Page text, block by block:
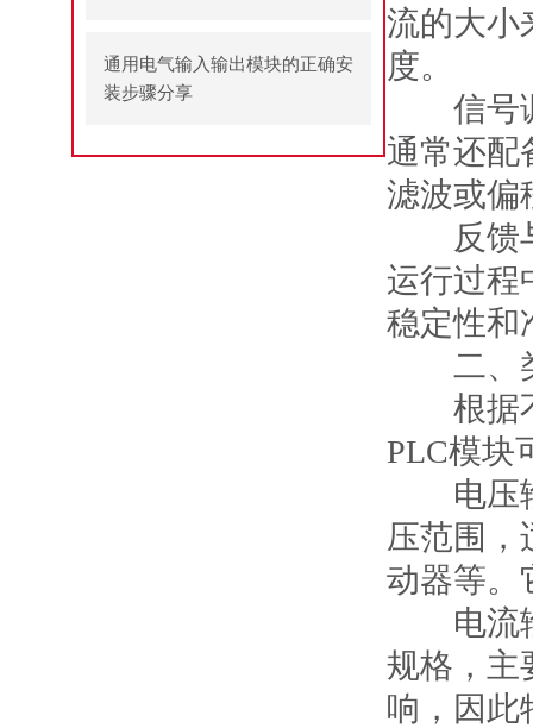
通用电气输入输出模块的正确安
装步骤分享
流的大小
度。
信号调
通常还配
滤波或偏
反馈与
运行过程
稳定性和
二、
根据不
PLC模块
电压输
压范围，
动器等。
电流输
规格，主
响，因此